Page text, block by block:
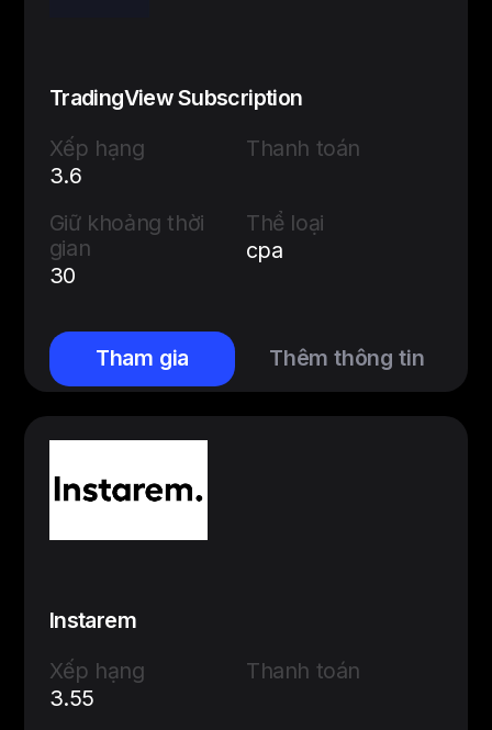
TradingView Subscription
Xếp hạng
3.6
Thanh toán
Giữ khoảng thời
gian
30
Thể loại
cpa
Tham gia Thêm thông tin
Instarem
Xếp hạng
3.55
Thanh toán